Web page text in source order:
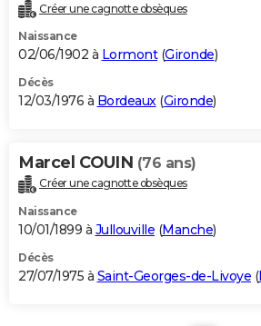
Créer une cagnotte obsèques
Naissance
02/06/1902 à Lormont(Gironde)
Décès
12/03/1976 à Bordeaux(Gironde)
Marcel COUIN (76 ans)
Créer une cagnotte obsèques
Naissance
10/01/1899 à Jullouville (Manche)
Décès
27/07/1975 à Saint-Georges-de-Livoye (